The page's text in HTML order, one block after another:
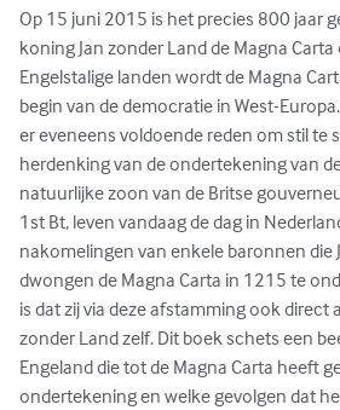
Op 15 juni 2015 is het precies 800 jaar
koning Jan zonder Land de Magna
Engelstalige landen wordt de Magna
begin van de democratie in West-
er eveneens voldoende reden om stil te
herdenking van de ondertekening van
natuurlijke zoon van de Britse
1st Bt, leven vandaag de dag in
nakomelingen van enkele baronnen die
dwongen de Magna Carta in 1215 te
is dat zij via deze afstamming ook direct
zonder Land zelf. Dit boek schets een
Engeland die tot de Magna Carta heeft
ondertekening en welke gevolgen dat